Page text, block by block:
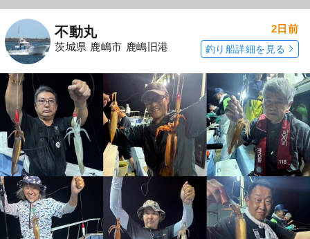
不動丸
茨城県 鹿嶋市 鹿嶋旧港
2日前
釣り船詳細を見る